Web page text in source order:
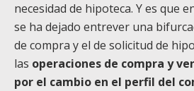
necesidad de hipoteca. Y es que
se ha dejado entrever una
de compra y el de solicitud de
las operaciones de compra y
por el cambio en el perfil del